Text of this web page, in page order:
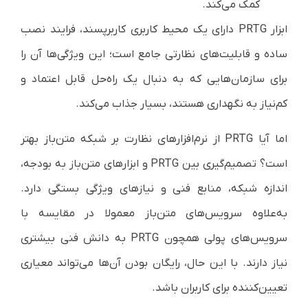
کمک می‌کند.
ابزار PRTG دارای یک محیط کاربری کاربرپسند، فرایند نصب
ساده و قابلیت‌های نظارتی جامع است؛ این ویژگی‌ها آن را
برای سازمان‌هایی که به دنبال یک راه‌حل قابل اعتماد و
کم‌نیاز به نگهداری هستند، بسیار جذاب می‌کند.
اما آیا PRTG از نرم‌افزار‌های نظارت بر شبکه متن‌باز بهتر
است؟ تصمیم‌گیری بین PRTG و ابزارهای متن‌باز به بودجه،
اندازه شبکه، منابع فنی و نیازهای ویژگی بستگی دارد.
به‌علاوه سرویس‌های متن‌باز معمولا در مقایسه با
سرویس‌های پولی همچون PRTG به دانش فنی بیشتری
نیاز دارند. با این حال، رایگان بودن آن‌ها می‌تواند معیاری
تعیین‌کننده برای کاربران باشد.